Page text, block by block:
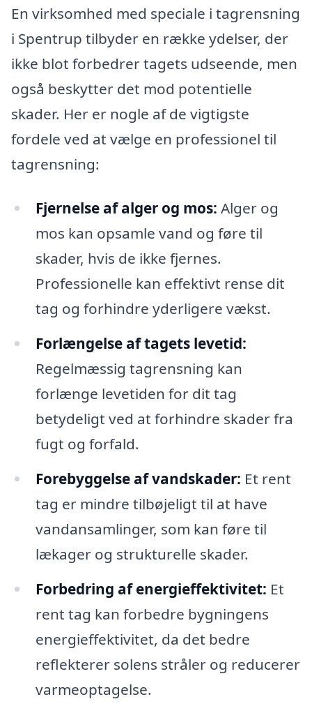
En virksomhed med speciale i tagrensning
i Spentrup tilbyder en række ydelser, der
ikke blot forbedrer tagets udseende, men
også beskytter det mod potentielle
skader. Her er nogle af de vigtigste
fordele ved at vælge en professionel til
tagrensning:
Fjernelse af alger og mos: Alger og
mos kan opsamle vand og føre til
skader, hvis de ikke fjernes.
Professionelle kan effektivt rense dit
tag og forhindre yderligere vækst.
Forlængelse af tagets levetid:
Regelmæssig tagrensning kan
forlænge levetiden for dit tag
betydeligt ved at forhindre skader fra
fugt og forfald.
Forebyggelse af vandskader: Et rent
tag er mindre tilbøjeligt til at have
vandansamlinger, som kan føre til
lækager og strukturelle skader.
Forbedring af energieffektivitet: Et
rent tag kan forbedre bygningens
energieffektivitet, da det bedre
reflekterer solens stråler og reducerer
varmeoptagelse.